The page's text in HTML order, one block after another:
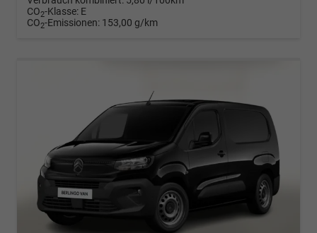
CO2-Klasse: E
CO2-Emissionen: 153,00 g/km